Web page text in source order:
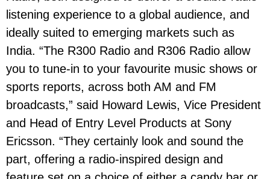
listening experience to a global audience, and
ideally suited to emerging markets such as
India. “The R300 Radio and R306 Radio allow
you to tune-in to your favourite music shows or
sports reports, across both AM and FM
broadcasts,” said Howard Lewis, Vice President
and Head of Entry Level Products at Sony
Ericsson. “They certainly look and sound the
part, offering a radio-inspired design and